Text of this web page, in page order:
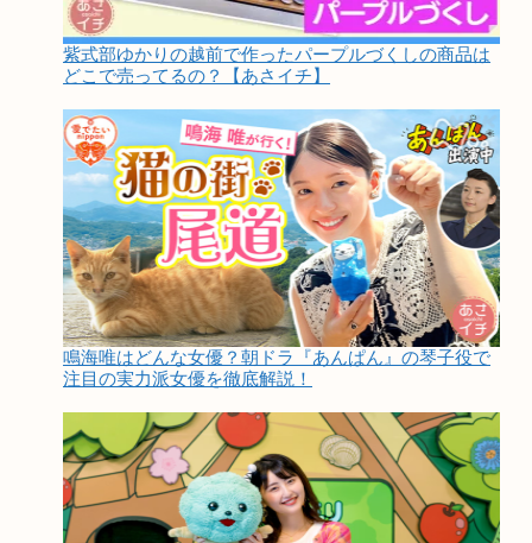
紫式部ゆかりの越前で作ったパープルづくしの商品は
どこで売ってるの？【あさイチ】
鳴海唯はどんな女優？朝ドラ『あんぱん』の琴子役で
注目の実力派女優を徹底解説！